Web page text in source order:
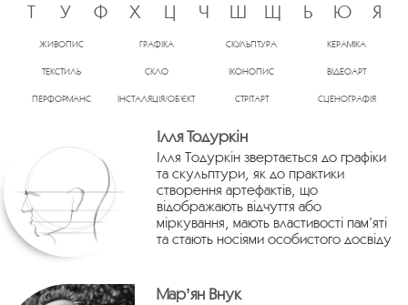
Т
У Ф Х Ц Ч Ш Щ Ь Ю Я
ЖИВОПИС ГРАФІКА СКУЛЬПТУРА КЕРАМІКА
ТЕКСТИЛЬ СКЛО ІКОНОПИС ВІДЕОАРТ
ПЕРФОРМАНС ІНСТАЛЯЦІЯ/ОБ’ЄКТ СТРІТАРТ СЦЕНОГРАФІЯ
Ілля Тодуркін
Ілля Тодуркін звертається до графіки
та скульптури, як до практики
створення артефактів, що
відображають відчуття або
міркування, мають властивості пам’яті
та стають носіями особистого досвіду
Марʼян Внук